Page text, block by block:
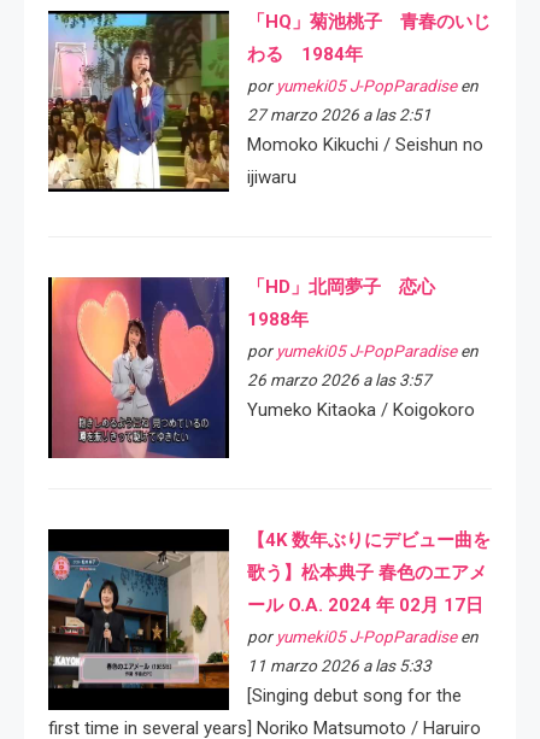
「HQ」菊池桃子 青春のいじ
わる 1984年
por yumeki05 J-PopParadiseen
27 marzo 2026 a las 2:51
Momoko Kikuchi / Seishun no
ijiwaru
「HD」北岡夢子 恋心
1988年
por yumeki05 J-PopParadiseen
26 marzo 2026 a las 3:57
Yumeko Kitaoka / Koigokoro
【4K 数年ぶりにデビュー曲を
歌う】松本典子 春色のエアメ
ール O.A. 2024 年 02月 17日
por yumeki05 J-PopParadiseen
11 marzo 2026 a las 5:33
[Singing debut song for the
first time in several years] Noriko Matsumoto / Haruiro